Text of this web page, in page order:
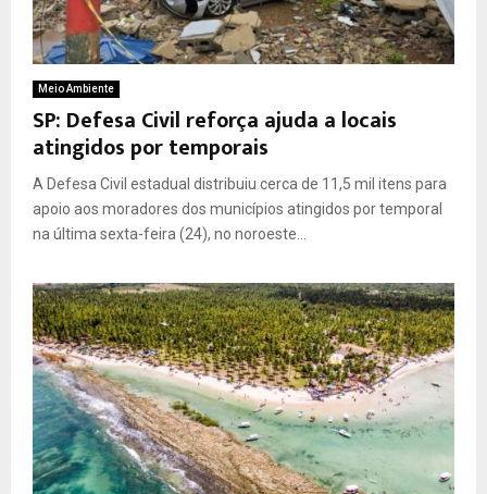
Meio Ambiente
SP: Defesa Civil reforça ajuda a locais
atingidos por temporais
A Defesa Civil estadual distribuiu cerca de 11,5 mil itens para
apoio aos moradores dos municípios atingidos por temporal
na última sexta-feira (24), no noroeste...